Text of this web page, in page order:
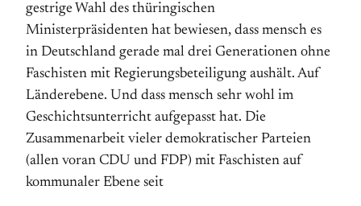
gestrige Wahl des thüringischen
Ministerpräsidenten hat bewiesen, dass mensch es
in Deutschland gerade mal drei Generationen ohne
Faschisten mit Regierungsbeteiligung aushält. Auf
Länderebene. Und dass mensch sehr wohl im
Geschichtsunterricht aufgepasst hat. Die
Zusammenarbeit vieler demokratischer Parteien
(allen voran CDU und FDP) mit Faschisten auf
kommunaler Ebene seit